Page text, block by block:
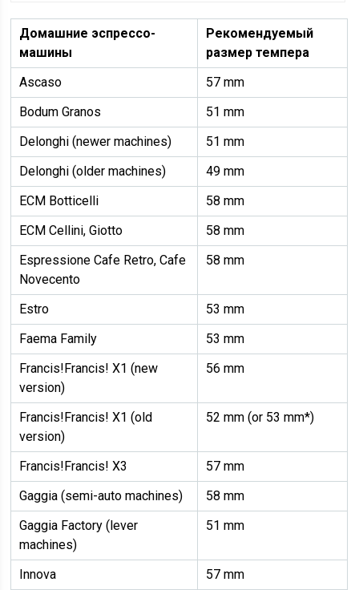
Домашние эспрессо-
машины
Рекомендуемый
размер темпера
Ascaso
57 mm
Bodum Granos
51 mm
Delonghi (newer machines)
51 mm
Delonghi (older machines)
49 mm
ECM Botticelli
58 mm
ECM Cellini, Giotto
58 mm
Espressione Cafe Retro, Cafe
Novecento
58 mm
Estro
53 mm
Faema Family
53 mm
Francis!Francis! X1 (new
version)
56 mm
Francis!Francis! X1 (old
version)
52 mm (or 53 mm*)
Francis!Francis! X3
57 mm
Gaggia (semi-auto machines)
58 mm
Gaggia Factory (lever
machines)
51 mm
Innova
57 mm